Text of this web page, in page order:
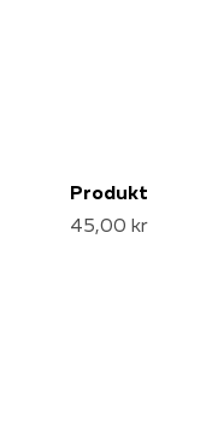
Produkt
45,00 kr